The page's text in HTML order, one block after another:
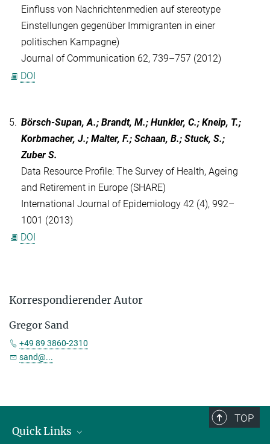
Einfluss von Nachrichtenmedien auf stereotype
Einstellungen gegenüber Immigranten in einer
politischen Kampagne)
Journal of Communication 62, 739–757 (2012)
DOI
5. Börsch-Supan, A.; Brandt, M.; Hunkler, C.; Kneip, T.;
Korbmacher, J.; Malter, F.; Schaan, B.; Stuck, S.;
Zuber S.
Data Resource Profile: The Survey of Health, Ageing
and Retirement in Europe (SHARE)
International Journal of Epidemiology 42 (4), 992–
1001 (2013)
DOI
Korrespondierender Autor
Gregor Sand
+49 89 3860-2310
sand@...
TOP
Quick Links